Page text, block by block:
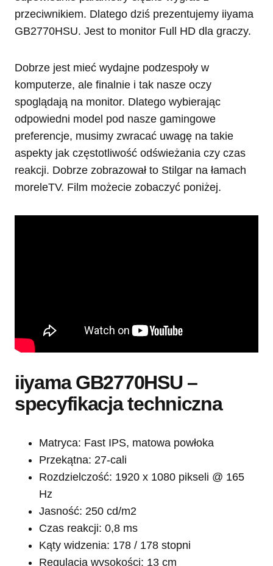
przeciwnikiem. Dlatego dziś prezentujemy iiyama
GB2770HSU. Jest to monitor Full HD dla graczy.
Dobrze jest mieć wydajne podzespoły w
komputerze, ale finalnie i tak nasze oczy
spoglądają na monitor. Dlatego wybierając
odpowiedni model pod nasze gamingowe
preferencje, musimy zwracać uwagę na takie
aspekty jak częstotliwość odświeżania czy czas
reakcji. Dobrze zobrazował to Stilgar na łamach
moreleTV. Film możecie zobaczyć poniżej.
iiyama GB2770HSU –
specyfikacja techniczna
Matryca: Fast IPS, matowa powłoka
Przekątna: 27-cali
Rozdzielczość: 1920 x 1080 pikseli @ 165
Hz
Jasność: 250 cd/m2
Czas reakcji: 0,8 ms
Kąty widzenia: 178 / 178 stopni
Regulacja wysokości: 13 cm